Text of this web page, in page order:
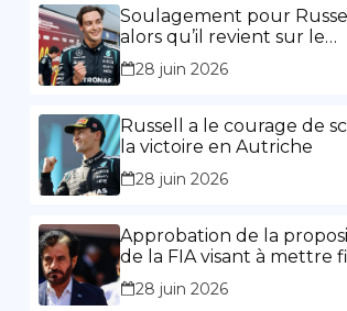
l’expérience »
Soulagement pour
alors qu’il revient sur le
chemin de la victoire
28 juin 2026
Russell a le courage de
la victoire en Autriche
28 juin 2026
Approbation de la
de la FIA visant à mettre
la limitation des mandats
présidence
28 juin 2026